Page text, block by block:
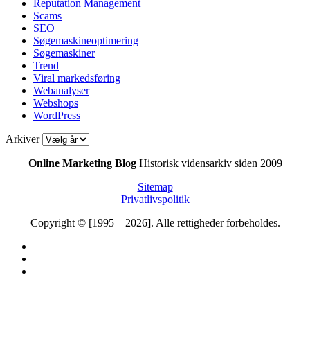
Reputation Management
Scams
SEO
Søgemaskineoptimering
Søgemaskiner
Trend
Viral markedsføring
Webanalyser
Webshops
WordPress
Arkiver
Online Marketing BlogHistorisk vidensarkiv siden 2009
Sitemap
Privatlivspolitik
Copyright © [1995 – 2026]. Alle rettigheder forbeholdes.